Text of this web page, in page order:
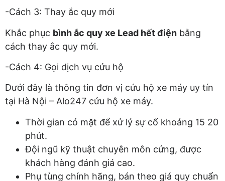
-Cách 3: Thay ắc quy mới
Khắc phục bình ắc quy xe Lead hết điện bằng
cách thay ắc quy mới.
-Cách 4: Gọi dịch vụ cứu hộ
Dưới đây là thông tin đơn vị cứu hộ xe máy uy tín
tại Hà Nội – Alo247 cứu hộ xe máy.
Thời gian có mặt để xử lý sự cố khoảng 15 20
phút.
Đội ngũ kỹ thuật chuyên môn cứng, được
khách hàng đánh giá cao.
Phụ tùng chính hãng, bán theo giá quy chuẩn